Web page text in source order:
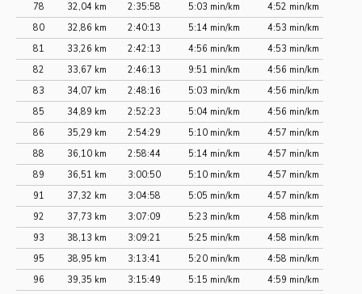
78
32,04 km 2:35:58 5:03 min/km
4:52 min/km
80
32,86 km 2:40:13 5:14 min/km
4:53 min/km
81
33,26 km 2:42:13 4:56 min/km
4:53 min/km
82
33,67 km 2:46:13 9:51 min/km
4:56 min/km
83
34,07 km 2:48:16 5:03 min/km
4:56 min/km
85
34,89 km 2:52:23 5:04 min/km
4:56 min/km
86
35,29 km 2:54:29 5:10 min/km
4:57 min/km
88
36,10 km 2:58:44 5:14 min/km
4:57 min/km
89
36,51 km 3:00:50 5:10 min/km
4:57 min/km
91
37,32 km 3:04:58 5:05 min/km
4:57 min/km
92
37,73 km 3:07:09 5:23 min/km
4:58 min/km
93
38,13 km 3:09:21 5:25 min/km
4:58 min/km
95
38,95 km 3:13:41 5:20 min/km
4:58 min/km
96
39,35 km 3:15:49 5:15 min/km
4:59 min/km